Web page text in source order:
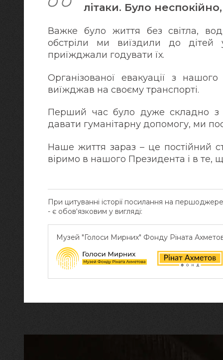
літаки. Було
Важке було життя без світла,
обстріли ми виїздили до
приїжджали годувати їх.
Організованої евакуації з
виїжджав на своєму транспорті.
Перший час було дуже складно з
давати гуманітарну допомогу, ми
Наше життя зараз – це постійний
віримо в нашого Президента і в те,
При цитуванні історії посилання на
- є обов‘язковим у вигляді:
Музей "Голоси Мирних" Фонду Ріната